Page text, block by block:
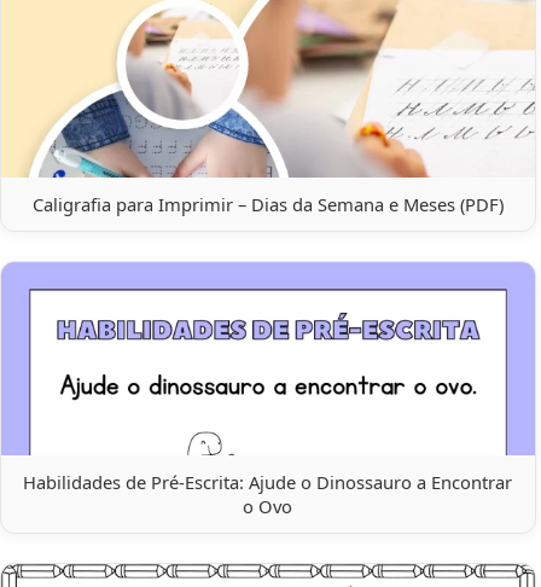
Caligrafia para Imprimir – Dias da Semana e Meses (PDF)
Habilidades de Pré-Escrita: Ajude o Dinossauro a Encontrar
o Ovo